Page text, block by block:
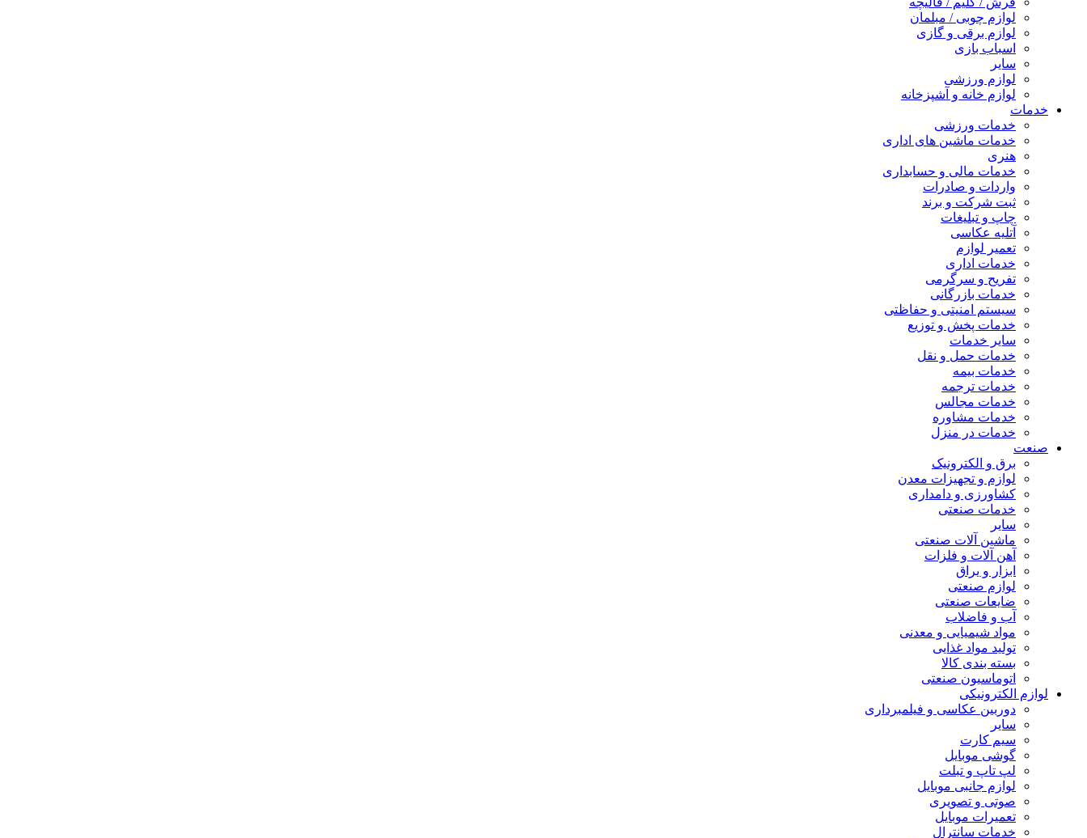
لوازم چوبی / مبلمان
لوازم برقی و گازی
اسباب بازی
سایر
لوازم ورزشی
لوازم خانه و آشپزخانه
خدمات
خدمات ورزشی
خدمات ماشین های اداری
هنری
خدمات مالی و حسابداری
واردات و صادرات
ثبت شرکت و برند
چاپ و تبلیغات
آتلیه عکاسی
تعمیر لوازم
خدمات اداری
تفریح و سرگرمی
خدمات بازرگانی
سیستم امنیتی و حفاظتی
خدمات پخش و توزیع
سایر خدمات
خدمات حمل و نقل
خدمات بیمه
خدمات ترجمه
خدمات مجالس
خدمات مشاوره
خدمات در منزل
صنعت
برق و الکترونیک
لوازم و تجهیزات معدن
کشاورزی و دامداری
خدمات صنعتی
سایر
ماشین آلات صنعتی
آهن آلات و فلزات
ابزار و یراق
لوازم صنعتی
ضایعات صنعتی
آب و فاضلاب
مواد شیمیایی و معدنی
تولید مواد غذایی
بسته بندی کالا
اتوماسیون صنعتی
لوازم الکترونیکی
دوربین عکاسی و فیلمبرداری
سایر
سیم کارت
گوشی موبایل
لپ تاپ و تبلت
لوازم جانبی موبایل
صوتی و تصویری
تعمیرات موبایل
خدمات سانترال